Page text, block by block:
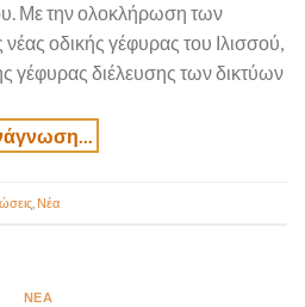
Με την ολοκλήρωση των
οδικής γέφυρας του Ιλισσού,
γέφυρας διέλευσης των δικτύων
Νέα
ΝΈΑ